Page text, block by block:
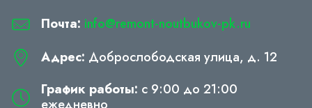
Почта: info@remont-noutbukov-pk.ru
Адрес: Доброслободская улица, д. 12
График работы: с 9:00 до 21:00